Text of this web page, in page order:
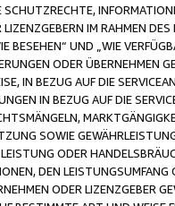
IM RAHMEN
BESEHEN“ UND „WIE
ODER ÜBERNEHMEN
IN BEZUG AUF DIE
IN BEZUG AUF DIE
SOWIE
ODER
DEN
ODER LIZENZGEBER